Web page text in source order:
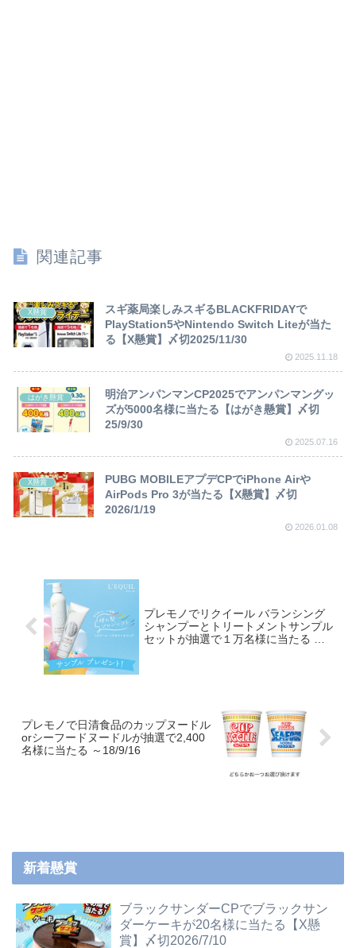
関連記事
X懸賞
スギ薬局楽しみスギるBLACKFRIDAYで
PlayStation5やNintendo Switch Liteが当た
る【X懸賞】〆切2025/11/30
2025.11.18
はがき懸賞
明治アンパンマンCP2025でアンパンマングッ
ズが5000名様に当たる【はがき懸賞】〆切
25/9/30
2025.07.16
X懸賞
PUBG MOBILEアプデCPでiPhone Airや
AirPods Pro 3が当たる【X懸賞】〆切
2026/1/19
2026.01.08
プレモノでリクイール バランシング
シャンプーとトリートメントサンプル
セットが抽選で１万名様に当たる ～
プレモノで日清食品のカップヌードル
orシーフードヌードルが抽選で2,400
名様に当たる ～18/9/16
新着懸賞
ブラックサンダーCPでブラックサン
ダーケーキが20名様に当たる【X懸
賞】〆切2026/7/10